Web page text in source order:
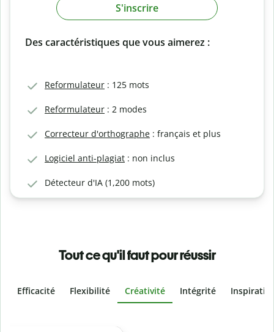
S'inscrire
Des caractéristiques que vous aimerez :
Reformulateur : 125 mots
Reformulateur : 2 modes
Correcteur d'orthographe : français et plus
Logiciel anti-plagiat : non inclus
Détecteur d'IA (1,200 mots)
Tout ce qu'il faut pour réussir
Efficacité Flexibilité Créativité Intégrité